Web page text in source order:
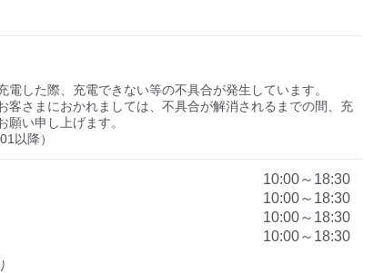
した際、充電できない等の不具合が発生しています。
客さまにおかれましては、不具合が解消されるまでの間、充
い申し上げます。
以降）
10:00～18:30
10:00～18:30
10:00～18:30
10:00～18:30